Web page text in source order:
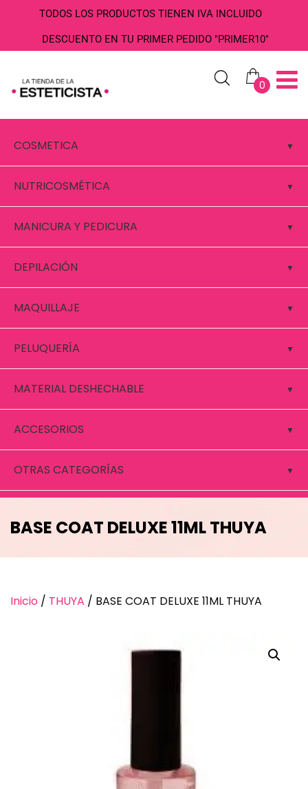
TODOS LOS PRODUCTOS TIENEN IVA INCLUIDO
DESCUENTO EN TU PRIMER PEDIDO "PRIMER10"
0
COSMETICA
NUTRICOSMÉTICA
MANICURA Y PEDICURA
DEPILACIÓN
MAQUILLAJE
PELUQUERÍA
MATERIAL DESHECHABLE
ACCESORIOS
OTRAS CATEGORÍAS
BASE COAT DELUXE 11ML THUYA
Inicio / THUYA / BASE COAT DELUXE 11ML THUYA